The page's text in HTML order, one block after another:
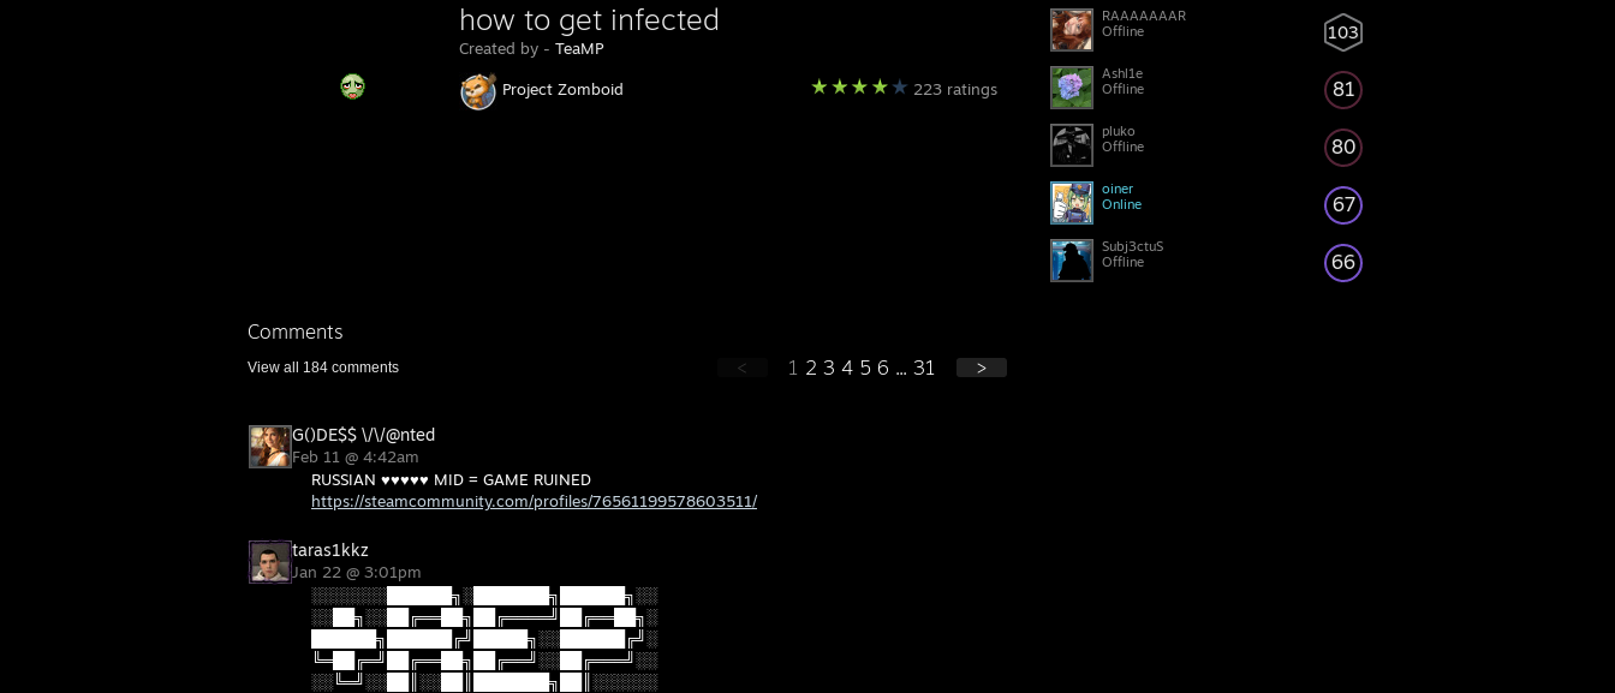
103
RAAAAAAAR
Offline
81
Ashl1e
Offline
80
pluko
Offline
67
oiner
Online
66
Subj3ctuS
Offline
how to get infected
Created by - TeaMP
223 ratings
Project Zomboid
Comments
View all 184 comments < 1 2 3 4 5 6 ... 31 >
G()DE$$ \/\/@nted
Feb 11 @ 4:42am
RUSSIAN ♥♥♥♥♥ MID = GAME RUINED
https://steamcommunity.com/profiles/76561199578603511/
taras1kkz
Jan 22 @ 3:01pm
░░░░░░░██████╗░███████╗██████╗░░
░░██╗░░██╔══██╗██╔════╝██╔══██╗░
██████╗██████╔╝█████╗░░██████╔╝░
╚═██╔═╝██╔══██╗██╔══╝░░██╔═══╝░░
░░╚═╝░░██║░░██║███████╗██║░░░░░░